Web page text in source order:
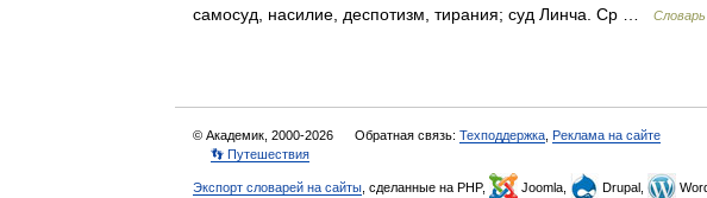
самосуд, насилие, деспотизм, тирания; суд Линча. Ср …
© Академик, 2000-2026 Обратная связь: Техподдержка Реклама на сайте
👣 Путешествия
Экспорт словарей на сайты , сделанные на PHP, Joomla, Drupal,